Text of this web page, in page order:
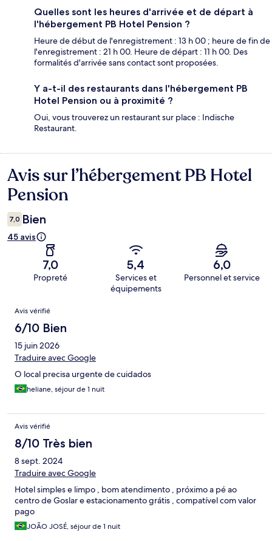
Quelles sont les heures d'arrivée et de départ à
l'hébergement PB Hotel Pension ?
Heure de début de l'enregistrement : 13 h 00 ; heure de fin de
l'enregistrement : 21 h 00. Heure de départ : 11 h 00. Des
formalités d'arrivée sans contact sont proposées.
Y a-t-il des restaurants dans l'hébergement PB
Hotel Pension ou à proximité ?
Oui, vous trouverez un restaurant sur place : Indische
Restaurant.
Avis
Avis sur l’hébergement PB Hotel
Pension
7,0 Bien
45 avis
7,0
Propreté
5,4
Services et
équipements
6,0
Personnel et service
Avis
Avis vérifié
6/10 Bien
15 juin 2026
Traduire avec Google
O local precisa urgente de cuidados
heliane, séjour de 1 nuit
Avis vérifié
8/10 Très bien
8 sept. 2024
Traduire avec Google
Hotel simples e limpo , bom atendimento , próximo a pé ao
centro de Goslar e estacionamento grátis , compatível com valor
pago
JOÃO JOSÉ, séjour de 1 nuit